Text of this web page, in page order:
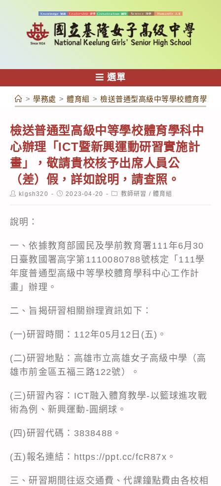
容
選單
> 學務處 > 體育組 > 檢送普通型高級中等學校體育學科
檢送普通型高級中等學校體育學科中
心辦理「ICT暨新興運動研習實施計
畫」，敬請貴校核予出席人員公
（差）假，詳如說明，請查照。
Postklgsh320
Post2023-04-20
Post教師研習 / 體育組
說明：
一、依據教育部國民及學前教育署111年6月30
日臺教國署高字第1110080788號核定「111學
年度普通型高級中等學校體育學科中心工作計
畫」辦理。
二、旨揭研習相關辦理資訊如下：
(一)研習時間：112年05月12日(五)。
(二)研習地點：高雄市立高雄女子高級中學（高
雄市前金區五福三路122號）。
(三)研習內容：ICT融入體育教學-以籃球進攻戰
術為例、新興運動-圓網球。
(四)研習代碼：3838488。
(五)報名連結：https://ppt.cc/fcR87x。
三、研習期間往返交通費、代課鐘點費由各校相